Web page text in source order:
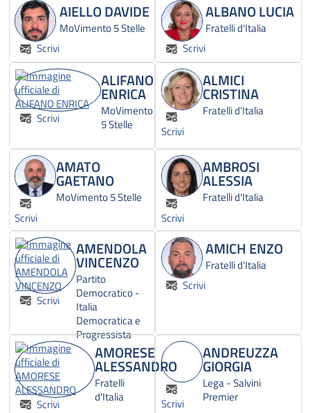
Scrivi
AIELLO DAVIDE
MoVimento 5 Stelle
Scrivi
ALBANO LUCIA
Fratelli d'Italia
Scrivi
ALIFANO
ENRICA
MoVimento
5 Stelle
Scrivi
ALMICI
CRISTINA
Fratelli d'Italia
Scrivi
AMATO
GAETANO
MoVimento 5 Stelle
Scrivi
AMBROSI
ALESSIA
Fratelli d'Italia
Scrivi
AMENDOLA
VINCENZO
Partito
Democratico -
Italia
Democratica e
Progressista
Scrivi
AMICH ENZO
Fratelli d'Italia
Scrivi
AMORESE
ALESSANDRO
Fratelli
d'Italia
Scrivi
ANDREUZZA
GIORGIA
Lega - Salvini
Premier